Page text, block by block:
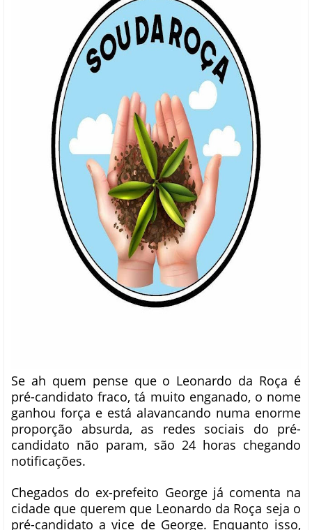
Se ah quem pense que o Leonardo da Roça é
pré-candidato fraco, tá muito enganado, o nome
ganhou força e está alavancando numa enorme
proporção absurda, as redes sociais do pré-
candidato não param, são 24 horas chegando
notificações.
Chegados do ex-prefeito George já comenta na
cidade que querem que Leonardo da Roça seja o
pré-candidato a vice de George. Enquanto isso,